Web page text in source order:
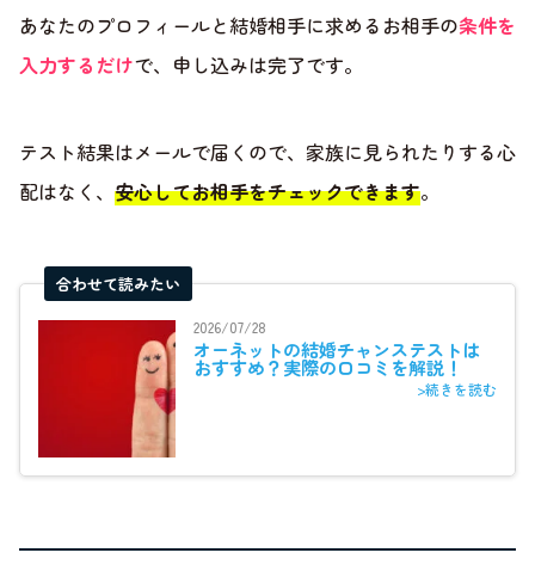
あなたのプロフィールと結婚相手に求めるお相手の条件を
入力するだけで、申し込みは完了です。
テスト結果はメールで届くので、家族に見られたりする心
配はなく、 安心してお相手をチェックできます。
合わせて読みたい
2026/07/28
オーネットの結婚チャンステストは
おすすめ？実際の口コミを解説！
>続きを読む